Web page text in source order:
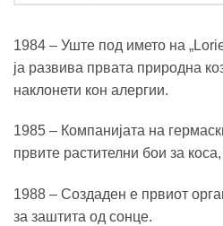
1984 – Уште под името на
ja развива првата природна
наклонети кон алергии.
1985 – Компанијата на
првите растителни бои за коса,
1988 – Создаден е првиот
за заштита од сонце.